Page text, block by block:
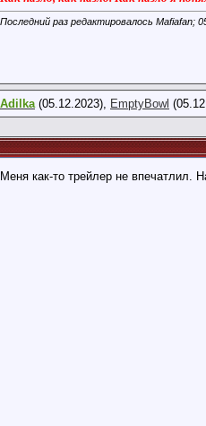
Последний раз редактировалось Mafiafan;
Adilka(05.12.2023), EmptyBowl
Меня как-то трейлер не впечатлил.